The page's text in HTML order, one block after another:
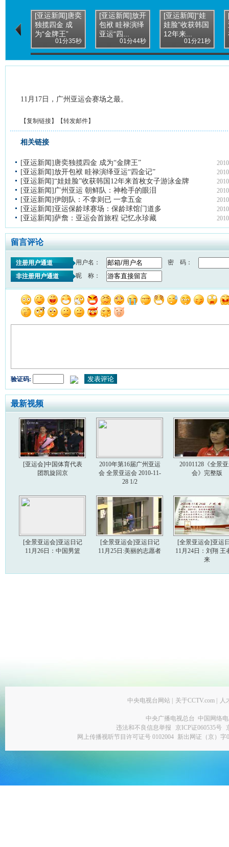
[亚运新闻]唐奕
独揽四金 成
为“金牌王”
01分35秒
[亚运新闻]放开
包袱 眭禄演绎
亚运“四...
01分44秒
[亚运新闻]“娃
娃脸”收获韩国
12年来...
01分21秒
11月17日，广州亚运会赛场之最。
【复制链接】【转发邮件】
相关链接
[亚运新闻]唐奕独揽四金 成为“金牌王”
[亚运新闻]放开包袱 眭禄演绎亚运“四金记”
[亚运新闻]“娃娃脸”收获韩国12年来首枚女子游泳金牌
[亚运新闻]广州亚运 朝鲜队：神枪手的眼泪
[亚运新闻]伊朗队：不拿则已 一拿五金
[亚运新闻]亚运保龄球赛场：保龄球馆门道多
[亚运新闻]萨詹：亚运会首旅程 记忆永珍藏
留言评论
注册用户通道 用户名：
密 码：
非注册用户通道
昵 称：
验证码:
最新视频
[亚运会]中国体育代表
团凯旋回京
2010年第16届广州亚运
会 全景亚运会 2010-11-
28 1/2
20101128《全景
会》完整版
[全景亚运会]亚运日记
11月26日：中国男篮
[全景亚运会]亚运日记
11月25日:美丽的志愿者
[全景亚运会]亚运
11月24日：刘翔 王
来
中央电视台网站 关于CCTV.com 人
中央广播电视总台 中国网络
违法和不良信息举报
京ICP证060535号
网上传播视听节目许可证号 0102004 新出网证（京）